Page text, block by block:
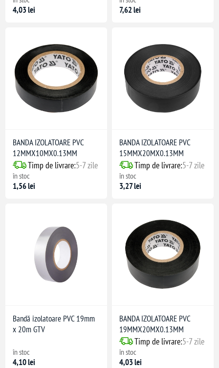
4,03 lei 7,62 lei
BANDA IZOLATOARE PVC
12MMX10MX0.13MM
Timp de livrare:5-7 zile
în stoc
1,56 lei
BANDA IZOLATOARE PVC
15MMX20MX0.13MM
Timp de livrare:5-7 zile
în stoc
3,27 lei
Bandă izolatoare PVC 19mm
x 20m GTV
în stoc
4,10 lei
BANDA IZOLATOARE PVC
19MMX20MX0.13MM
Timp de livrare:5-7 zile
în stoc
4,03 lei